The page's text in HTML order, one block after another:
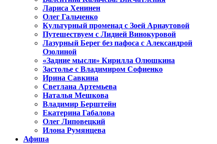
Лариса Хенинен
Олег Гальченко
Культурный променад с Зоей Арнаутовой
Путешествуем с Лидией Винокуровой
Лазурный Берег без пафоса с Александрой
Озолиной
«Задние мысли» Кирилла Олюшкина
Застолье с Владимиром Софиенко
Ирина Савкина
Светлана Артемьева
Наталья Мешкова
Владимир Берштейн
Екатерина Габалова
Олег Липовецкий
Илона Румянцева
Афиша